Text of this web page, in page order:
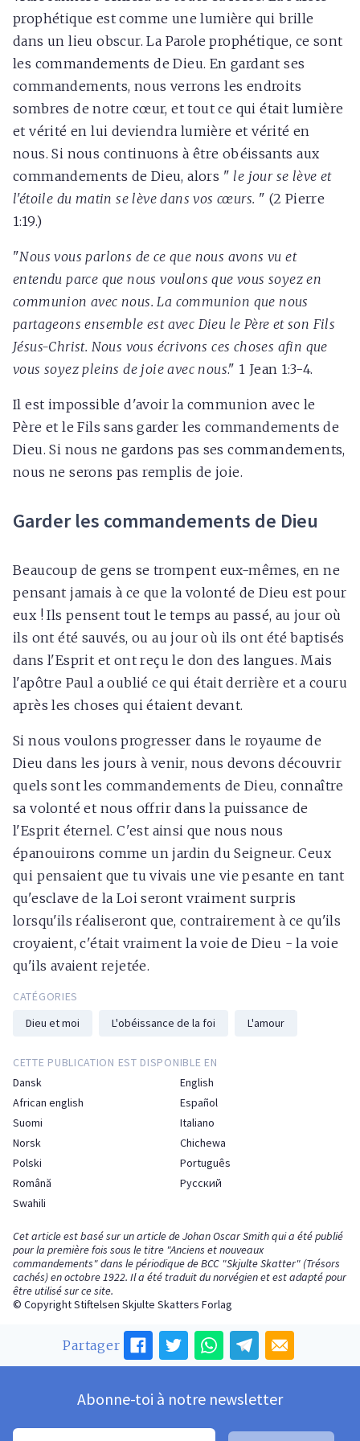
prophétique est comme une lumière qui brille
dans un lieu obscur. La Parole prophétique, ce sont
les commandements de Dieu. En gardant ses
commandements, nous verrons les endroits
sombres de notre cœur, et tout ce qui était lumière
et vérité en lui deviendra lumière et vérité en
nous. Si nous continuons à être obéissants aux
commandements de Dieu, alors " le jour se lève et
l'étoile du matin se lève dans vos cœurs. " (2 Pierre
1:19.)
"Nous vous parlons de ce que nous avons vu et
entendu parce que nous voulons que vous soyez en
communion avec nous. La communion que nous
partageons ensemble est avec Dieu le Père et son Fils
Jésus-Christ. Nous vous écrivons ces choses afin que
vous soyez pleins de joie avec nous." 1 Jean 1:3-4.
Il est impossible d'avoir la communion avec le
Père et le Fils sans garder les commandements de
Dieu. Si nous ne gardons pas ses commandements,
nous ne serons pas remplis de joie.
Garder les commandements de Dieu
Beaucoup de gens se trompent eux-mêmes, en ne
pensant jamais à ce que la volonté de Dieu est pour
eux ! Ils pensent tout le temps au passé, au jour où
ils ont été sauvés, ou au jour où ils ont été baptisés
dans l'Esprit et ont reçu le don des langues. Mais
l'apôtre Paul a oublié ce qui était derrière et a couru
après les choses qui étaient devant.
Si nous voulons progresser dans le royaume de
Dieu dans les jours à venir, nous devons découvrir
quels sont les commandements de Dieu, connaître
sa volonté et nous offrir dans la puissance de
l'Esprit éternel. C'est ainsi que nous nous
épanouirons comme un jardin du Seigneur. Ceux
qui pensaient que tu vivais une vie pesante en tant
qu'esclave de la Loi seront vraiment surpris
lorsqu'ils réaliseront que, contrairement à ce qu'ils
croyaient, c'était vraiment la voie de Dieu - la voie
qu'ils avaient rejetée.
CATÉGORIES
Dieu et moi
L'obéissance de la foi L'amour
CETTE PUBLICATION EST DISPONIBLE EN
Dansk
English
African english
Español
Suomi
Italiano
Norsk
Chichewa
Polski
Português
Română
Русский
Swahili
Cet article est basé sur un article de Johan Oscar Smith qui a été publié
pour la première fois sous le titre "Anciens et nouveaux
commandements" dans le périodique de BCC "Skjulte Skatter" (Trésors
cachés) en octobre 1922. Il a été traduit du norvégien et est adapté pour
être utilisé sur ce site.
© Copyright Stiftelsen Skjulte Skatters Forlag
Partager
Abonne-toi à notre newsletter